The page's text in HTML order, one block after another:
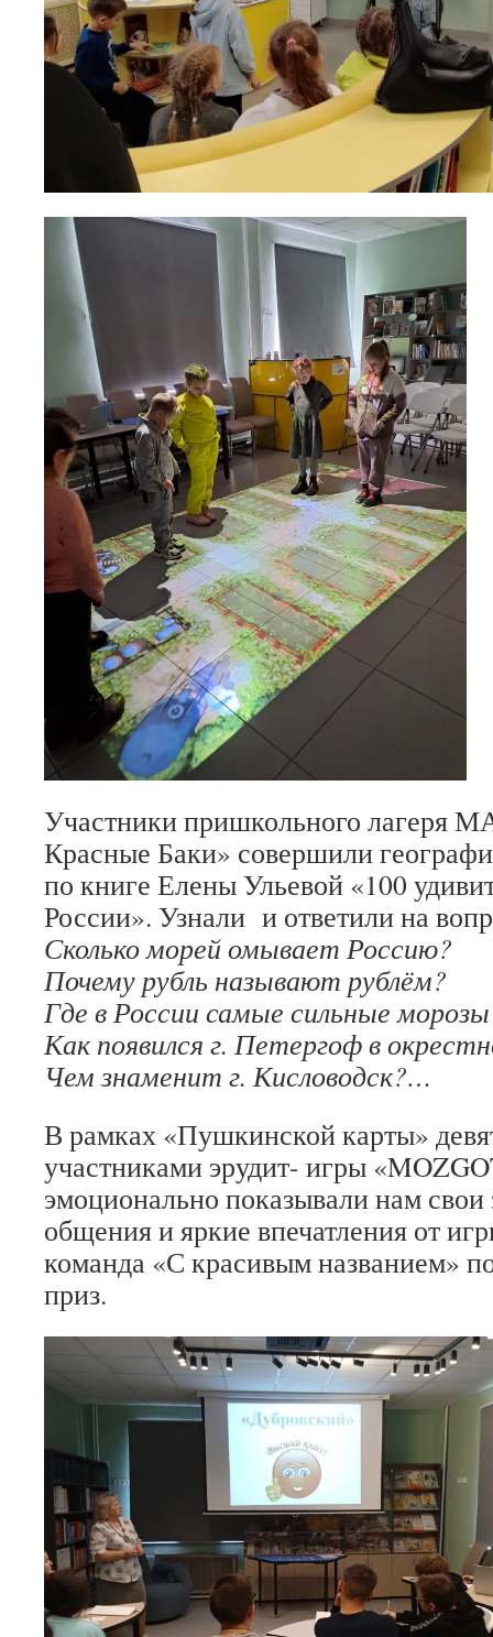
Участники пришкольного
Красные Баки» совершили
по книге Елены Ульевой «100
России». Узнали и ответили на
Сколько морей омывает Россию?
Почему рубль называют рублём?
Где в России самые сильные
Как появился г. Петергоф в
Чем знаменит г. Кисловодск?…
В рамках «Пушкинской карты»
участниками эрудит- игры
эмоционально показывали нам свои
общения и яркие впечатления от
команда «С красивым названием»
приз.